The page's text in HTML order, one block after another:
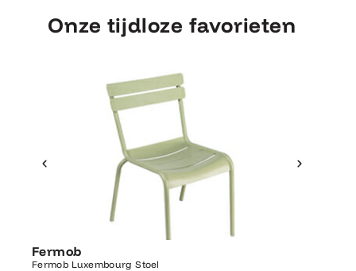
Onze tijdloze favorieten
Fermob
Fermob Luxembourg Stoel
Ontdek Fermob
Luxembourg Stoel